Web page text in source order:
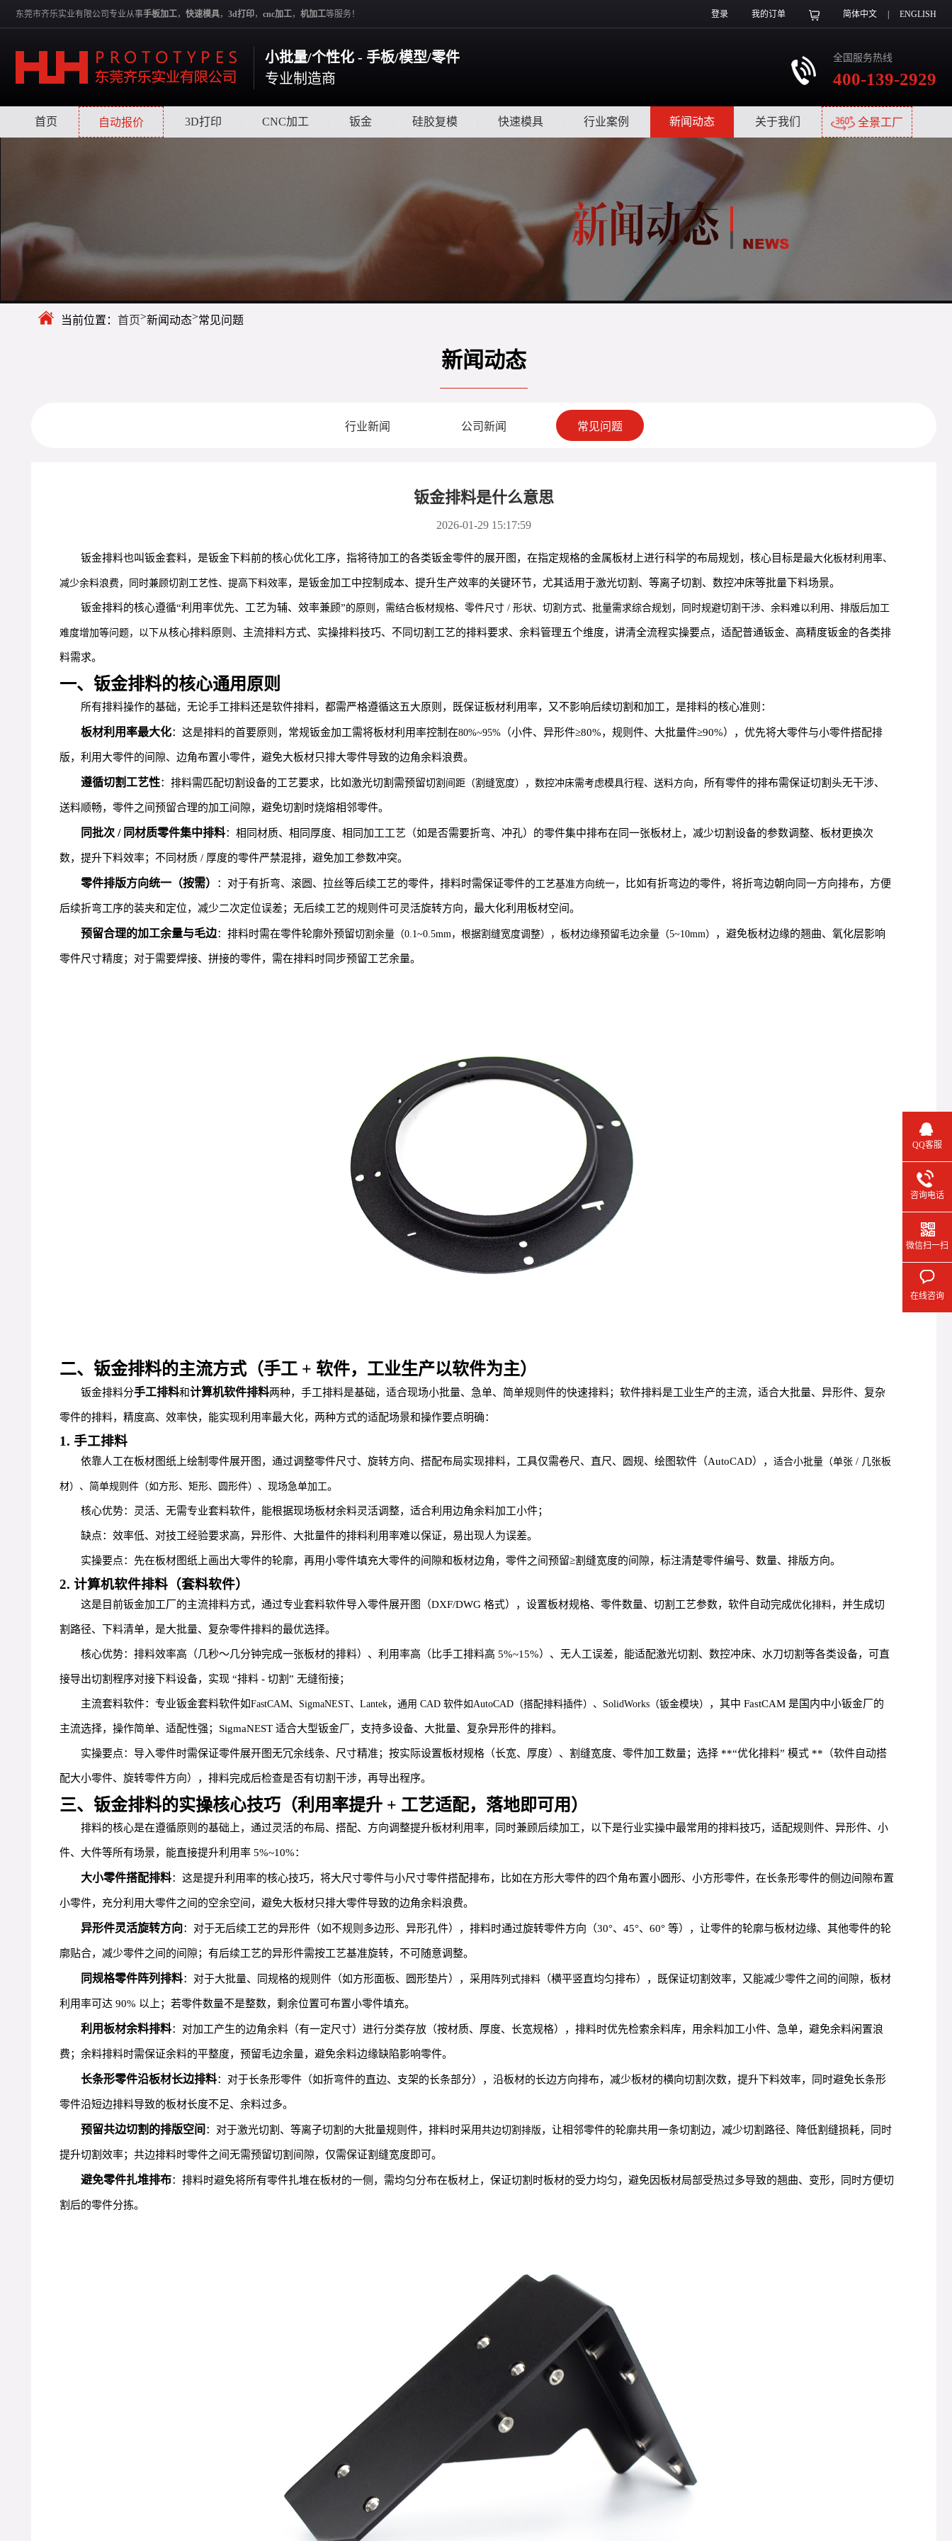
东莞市齐乐实业有限公司专业从事手板加工， 快速模具， 3d打印， cnc加工， 机加工等服务！ 登录 我的订单 简体中文 ENGLISH
小批量/个性化 - 手板/模型/零件
专业制造商
全国服务热线
400-139-2929
首页 自动报价 3D打印 CNC加工 钣金 硅胶复模 快速模具 行业案例 新闻动态 关于我们 全景工厂
当前位置： 首页>新闻动态>常见问题
新闻动态
行业新闻 公司新闻 常见问题
钣金排料是什么意思
2026-01-29 15:17:59
钣金排料也叫钣金套料，是钣金下料前的核心优化工序，指将待加工的各类钣金零件的展开图，在指定规格的金属板材上进行科学的布局规划，核心目标是最大化板材利用率、
减少余料浪费，同时兼顾切割工艺性、提高下料效率，是钣金加工中控制成本、提升生产效率的关键环节，尤其适用于激光切割、等离子切割、数控冲床等批量下料场景。
钣金排料的核心遵循“利用率优先、工艺为辅、效率兼顾”的原则，需结合板材规格、零件尺寸 / 形状、切割方式、批量需求综合规划，同时规避切割干涉、余料难以利用、排版后加工
难度增加等问题，以下从核心排料原则、主流排料方式、实操排料技巧、不同切割工艺的排料要求、余料管理五个维度，讲清全流程实操要点，适配普通钣金、高精度钣金的各类排
料需求。
一、钣金排料的核心通用原则
所有排料操作的基础，无论手工排料还是软件排料，都需严格遵循这五大原则，既保证板材利用率，又不影响后续切割和加工，是排料的核心准则：
板材利用率最大化：这是排料的首要原则，常规钣金加工需将板材利用率控制在80%~95% （小件、异形件≥80%，规则件、大批量件≥90%），优先将大零件与小零件搭配排
版，利用大零件的间隙、边角布置小零件，避免大板材只排大零件导致的边角余料浪费。
遵循切割工艺性：排料需匹配切割设备的工艺要求，比如激光切割需预留切割间距（割缝宽度） ，数控冲床需考虑模具行程、送料方向 ，所有零件的排布需保证切割头无干涉、
送料顺畅，零件之间预留合理的加工间隙，避免切割时烧熔相邻零件。
同批次 / 同材质零件集中排料：相同材质、相同厚度、相同加工工艺（如是否需要折弯、冲孔）的零件集中排布在同一张板材上，减少切割设备的参数调整、板材更换次
数，提升下料效率；不同材质 / 厚度的零件严禁混排，避免加工参数冲突。
零件排版方向统一（按需） ：对于有折弯、滚圆、拉丝等后续工艺的零件，排料时需保证零件的工艺基准方向统一，比如有折弯边的零件，将折弯边朝向同一方向排布，方便
后续折弯工序的装夹和定位，减少二次定位误差；无后续工艺的规则件可灵活旋转方向，最大化利用板材空间。
预留合理的加工余量与毛边：排料时需在零件轮廓外预留切割余量（0.1~0.5mm，根据割缝宽度调整） ，板材边缘预留毛边余量（5~10mm） ，避免板材边缘的翘曲、氧化层影响
零件尺寸精度；对于需要焊接、拼接的零件，需在排料时同步预留工艺余量。
二、钣金排料的主流方式（手工 + 软件，工业生产以软件为主）
钣金排料分手工排料和计算机软件排料两种，手工排料是基础，适合现场小批量、急单、简单规则件的快速排料；软件排料是工业生产的主流，适合大批量、异形件、复杂
零件的排料，精度高、效率快，能实现利用率最大化，两种方式的适配场景和操作要点明确：
1. 手工排料
依靠人工在板材图纸上绘制零件展开图，通过调整零件尺寸、旋转方向、搭配布局实现排料，工具仅需卷尺、直尺、圆规、绘图软件（AutoCAD）， 适合小批量（单张 / 几张板
材）、简单规则件（如方形、矩形、圆形件）、现场急单加工。
核心优势：灵活、无需专业套料软件，能根据现场板材余料灵活调整，适合利用边角余料加工小件；
缺点：效率低、对技工经验要求高，异形件、大批量件的排料利用率难以保证，易出现人为误差。
实操要点：先在板材图纸上画出大零件的轮廓，再用小零件填充大零件的间隙和板材边角，零件之间预留≥割缝宽度的间隙，标注清楚零件编号、数量、排版方向。
2. 计算机软件排料（套料软件）
这是目前钣金加工厂的主流排料方式，通过专业套料软件导入零件展开图（DXF/DWG 格式），设置板材规格、零件数量、切割工艺参数，软件自动完成优化排料，并生成切
割路径、下料清单，是大批量、复杂零件排料的最优选择。
核心优势：排料效率高（几秒～几分钟完成一张板材的排料）、利用率高（比手工排料高 5%~15%）、无人工误差，能适配激光切割、数控冲床、水刀切割等各类设备，可直
接导出切割程序对接下料设备，实现 “排料 - 切割” 无缝衔接；
主流套料软件：专业钣金套料软件如FastCAM、SigmaNEST、Lantek，通用 CAD 软件如AutoCAD（搭配排料插件）、SolidWorks（钣金模块） ，其中 FastCAM 是国内中小钣金厂的
主流选择，操作简单、适配性强；SigmaNEST 适合大型钣金厂，支持多设备、大批量、复杂异形件的排料。
实操要点：导入零件时需保证零件展开图无冗余线条、尺寸精准；按实际设置板材规格（长宽、厚度）、割缝宽度、零件加工数量；选择 **“优化排料” 模式 **（软件自动搭
配大小零件、旋转零件方向），排料完成后检查是否有切割干涉，再导出程序。
三、钣金排料的实操核心技巧（利用率提升 + 工艺适配，落地即可用）
排料的核心是在遵循原则的基础上，通过灵活的布局、搭配、方向调整提升板材利用率，同时兼顾后续加工，以下是行业实操中最常用的排料技巧，适配规则件、异形件、小
件、大件等所有场景，能直接提升利用率 5%~10%：
大小零件搭配排料：这是提升利用率的核心技巧，将大尺寸零件与小尺寸零件搭配排布，比如在方形大零件的四个角布置小圆形、小方形零件，在长条形零件的侧边间隙布置
小零件，充分利用大零件之间的空余空间，避免大板材只排大零件导致的边角余料浪费。
异形件灵活旋转方向：对于无后续工艺的异形件（如不规则多边形、异形孔件），排料时通过旋转零件方向（30°、45°、60° 等），让零件的轮廓与板材边缘、其他零件的轮
廓贴合，减少零件之间的间隙；有后续工艺的异形件需按工艺基准旋转，不可随意调整。
同规格零件阵列排料：对于大批量、同规格的规则件（如方形面板、圆形垫片），采用 阵列式排料 （横平竖直均匀排布），既保证切割效率，又能减少零件之间的间隙，板材
利用率可达 90% 以上；若零件数量不是整数，剩余位置可布置小零件填充。
利用板材余料排料：对加工产生的边角余料（有一定尺寸）进行分类存放（按材质、厚度、长宽规格），排料时优先检索余料库，用余料加工小件、急单，避免余料闲置浪
费；余料排料时需保证余料的平整度，预留毛边余量，避免余料边缘缺陷影响零件。
长条形零件沿板材长边排料：对于长条形零件（如折弯件的直边、支架的长条部分），沿板材的长边方向排布，减少板材的横向切割次数，提升下料效率，同时避免长条形
零件沿短边排料导致的板材长度不足、余料过多。
预留共边切割的排版空间 ：对于激光切割、等离子切割的大批量规则件，排料时采用共边切割排版 ，让相邻零件的轮廓共用一条切割边，减少切割路径、降低割缝损耗，同时
提升切割效率；共边排料时零件之间无需预留切割间隙，仅需保证割缝宽度即可。
避免零件扎堆排布：排料时避免将所有零件扎堆在板材的一侧，需均匀分布在板材上，保证切割时板材的受力均匀，避免因板材局部受热过多导致的翘曲、变形，同时方便切
割后的零件分拣。
QQ客服
咨询电话
微信扫一扫
在线咨询